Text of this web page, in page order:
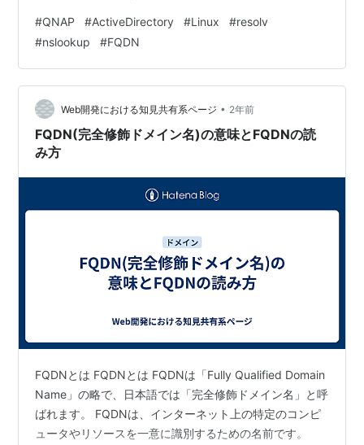
hostnamectl ”でホストのFQDNを変更します。
user@ubuntu24.04:~$ sudo hostnamectl set-
hostname [ホスト名].hoge.jp "sudo host…
#QNAP #ActiveDirectory #Linux #resolv
#nslookup #FQDN
Web開発における知見共有系ページ • 2年前
FQDN(完全修飾ドメイン名)の意味とFQDNの読
み方
FQDNとは FQDNとは FQDNは「Fully Qualified Domain
Name」の略で、日本語では「完全修飾ドメイン名」と呼
ばれます。 FQDNは、インターネット上の特定のコンピ
ュータやリソースを一意に識別するための名前です。